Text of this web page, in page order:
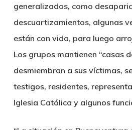
generalizados, como
descuartizamientos, algunas
están con vida, para luego
Los grupos mantienen “casas
desmiembran a sus víctimas,
testigos, residentes,
Iglesia Católica y algunos